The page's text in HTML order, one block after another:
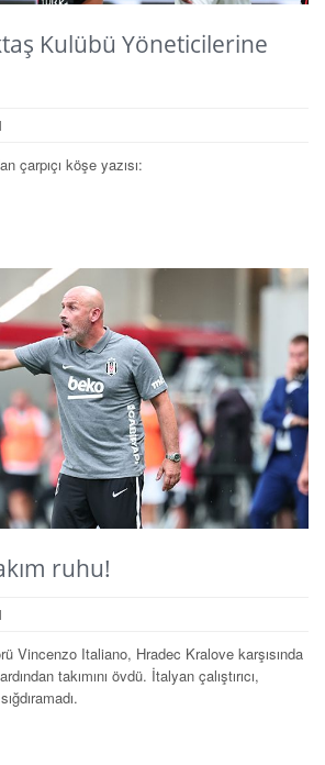
Kulübü Yöneticilerine
çarpıçı köşe yazısı:
ruhu!
Vincenzo Italiano, Hradec Kralove karşısında
takımını övdü. İtalyan çalıştırıcı,